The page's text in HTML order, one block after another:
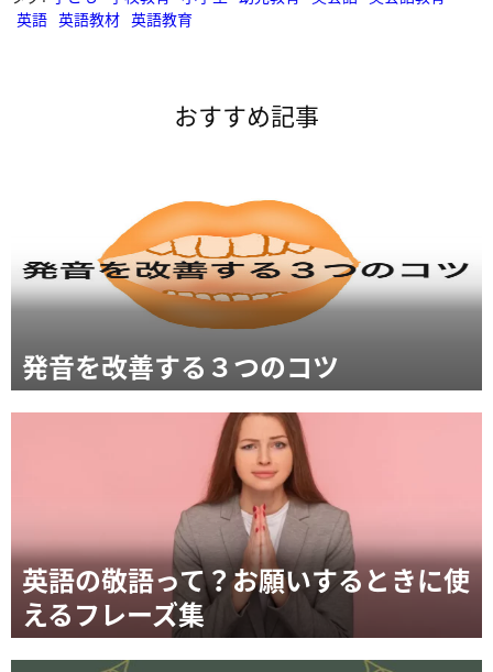
英語 英語教材 英語教育
おすすめ記事
発音を改善する３つのコツ
英語の敬語って？お願いするときに使
えるフレーズ集